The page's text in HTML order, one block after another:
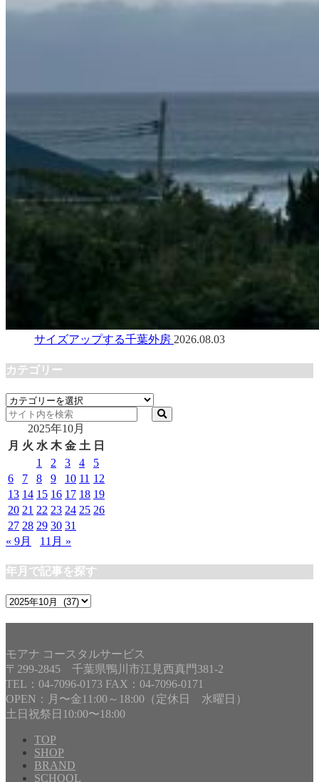
サイズアップする千葉外房 2026.08.03
カテゴリー
カ
テ
リ
2025年10月
月 火 水 木 金 土 日
1
2 3 4
5
6
7 8 9 10 11 12
13 14 15 16 17 18 19
20 21 22 23 24 25 26
27 28 29 30 31
« 9月
11月 »
年月で記事を探す
年
事
を
探
す
モアナ コースタルサービス
〒299-2845 千葉県鴨川市江見西真門381-2
TEL：04-7096-0173 FAX：04-7096-0171
OPEN：月〜金11:00～18:00（定休日 水曜日）
土日祝祭日10:00〜18:00
TOP
SHOP
BRAND
SCHOOL